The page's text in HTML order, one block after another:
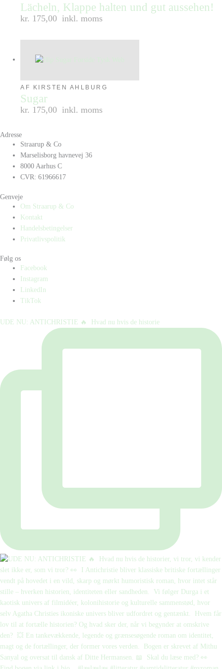
Lächeln, Klappe halten und gut aussehen!
kr. 175,00 inkl. moms
AF KIRSTEN AHLBURG
Sugar
kr. 175,00 inkl. moms
Adresse
Straarup & Co
Marselisborg havnevej 36
8000 Aarhus C
CVR: 61966617
Genveje
Om Straarup & Co
Kontakt
Handelsbetingelser
Privatlivspolitik
Følg os
Facebook
Instagram
LinkedIn
TikTok
UDE NU: ANTICHRISTIE 🔥⁠ ⁠ Hvad nu hvis de historie